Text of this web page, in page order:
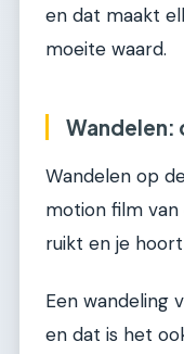
en dat maakt
moeite waard.
Wandelen:
Wandelen op
motion film van
ruikt en je
Een wandeling
en dat is het